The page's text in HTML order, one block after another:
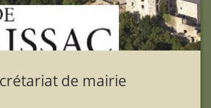
de mairie